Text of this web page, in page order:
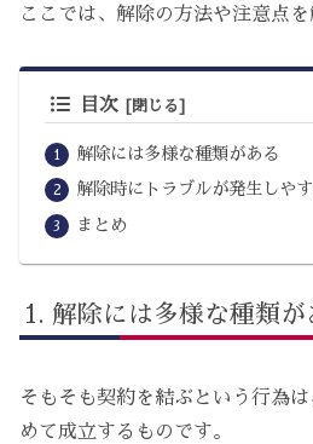
ここでは、解除の方法や注意点
目次
解除には多様な種類がある
解除時にトラブルが発生しや
まとめ
解除には多様な種類が
そもそも契約を結ぶという行為
めて成立するものです。